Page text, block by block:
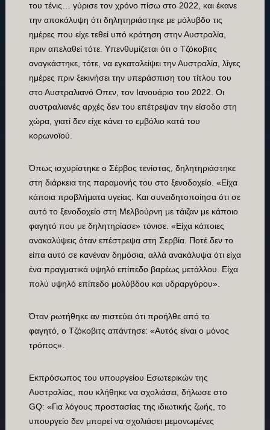
του τένις… γύρισε τον χρόνο πίσω στο 2022, και έκανε
την αποκάλυψη ότι δηλητηριάστηκε με μόλυβδο τις
ημέρες που είχε τεθεί υπό κράτηση στην Αυστραλία,
πριν απελαθεί τότε. Υπενθυμίζεται ότι ο Τζόκοβιτς
αναγκάστηκε, τότε, να εγκαταλείψει την Αυστραλία, λίγες
ημέρες πριν ξεκινήσει την υπεράσπιση του τίτλου του
στο Αυστραλιανό Οπεν, τον Ιανουάριο του 2022. Οι
αυστραλιανές αρχές δεν του επέτρεψαν την είσοδο στη
χώρα, γιατί δεν είχε κάνει το εμβόλιο κατά του
κορωνοϊού.
Όπως ισχυρίστηκε ο Σέρβος τενίστας, δηλητηριάστηκε
στη διάρκεια της παραμονής του στο ξενοδοχείο. «Είχα
κάποια προβλήματα υγείας. Και συνειδητοποίησα ότι σε
αυτό το ξενοδοχείο στη Μελβούρνη με τάιζαν με κάποιο
φαγητό που με δηλητηρίασε» τόνισε. «Είχα κάποιες
ανακαλύψεις όταν επέστρεψα στη Σερβία. Ποτέ δεν το
είπα αυτό σε κανέναν δημόσια, αλλά ανακάλυψα ότι είχα
ένα πραγματικά υψηλό επίπεδο βαρέως μετάλλου. Είχα
πολύ υψηλό επίπεδο μολύβδου και υδραργύρου».
Όταν ρωτήθηκε αν πιστεύει ότι προήλθε από το
φαγητό, ο Τζόκοβιτς απάντησε: «Αυτός είναι ο μόνος
τρόπος».
Εκπρόσωπος του υπουργείου Εσωτερικών της
Αυστραλίας, που κλήθηκε να σχολιάσει, δήλωσε στο
GQ: «Για λόγους προστασίας της ιδιωτικής ζωής, το
υπουργείο δεν μπορεί να σχολιάσει μεμονωμένες